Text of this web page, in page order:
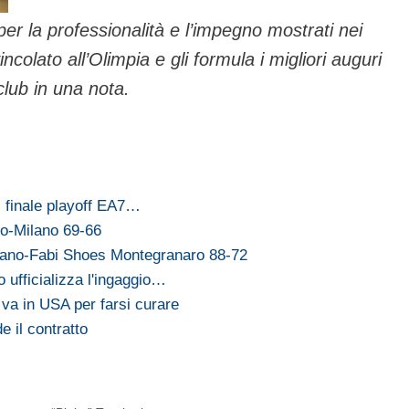
la professionalità e l’impegno mostrati nei
all’Olimpia e gli formula i migliori auguri
in una nota.
finale playoff EA7…
Milano 69-66
Fabi Shoes Montegranaro 88-72
ufficializza l'ingaggio…
in USA per farsi curare
il contratto